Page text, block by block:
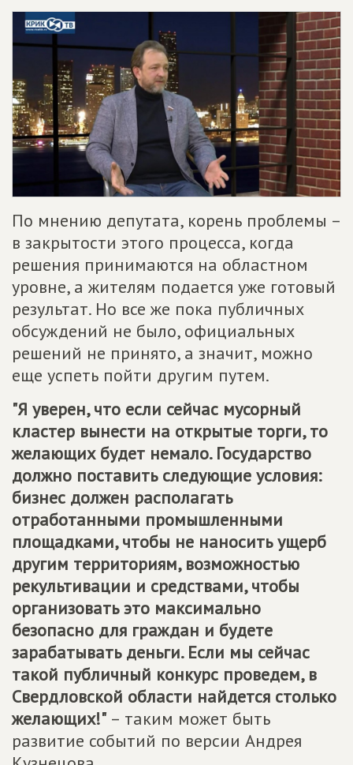
По мнению депутата, корень проблемы –
в закрытости этого процесса, когда
решения принимаются на областном
уровне, а жителям подается уже готовый
результат. Но все же пока публичных
обсуждений не было, официальных
решений не принято, а значит, можно
еще успеть пойти другим путем.
"Я уверен, что если сейчас мусорный
кластер вынести на открытые торги, то
желающих будет немало. Государство
должно поставить следующие условия:
бизнес должен располагать
отработанными промышленными
площадками, чтобы не наносить ущерб
другим территориям, возможностью
рекультивации и средствами, чтобы
организовать это максимально
безопасно для граждан и будете
зарабатывать деньги. Если мы сейчас
такой публичный конкурс проведем, в
Свердловской области найдется столько
желающих!" – таким может быть
развитие событий по версии Андрея